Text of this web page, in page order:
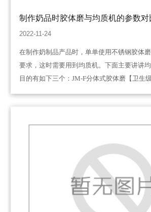
制作奶品时胶体磨与均质机的参数对
2022-11-24
在制作奶制品产品时，单单使用不锈钢胶体
要求，这时需要用到均质机。下面主要讲讲
目的有如下三个：JM-F分体式胶体磨【卫生